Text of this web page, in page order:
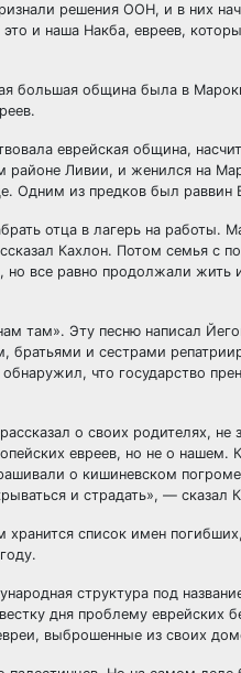
решения ООН, и в них
и наша Накба, евреев,
большая община была в
еврейская община,
районе Ливии, и женился на
Одним из предков был раввин
отца в лагерь на работы.
Кахлон. Потом семья с
все равно продолжали жить
там». Эту песню написал
и сестрами
что государство
о своих родителях, не
евреев, но не о нашем.
о кишиневском
и страдать», — сказал
хранится список имен
структура под
дня проблему еврейских
выброшенные из своих